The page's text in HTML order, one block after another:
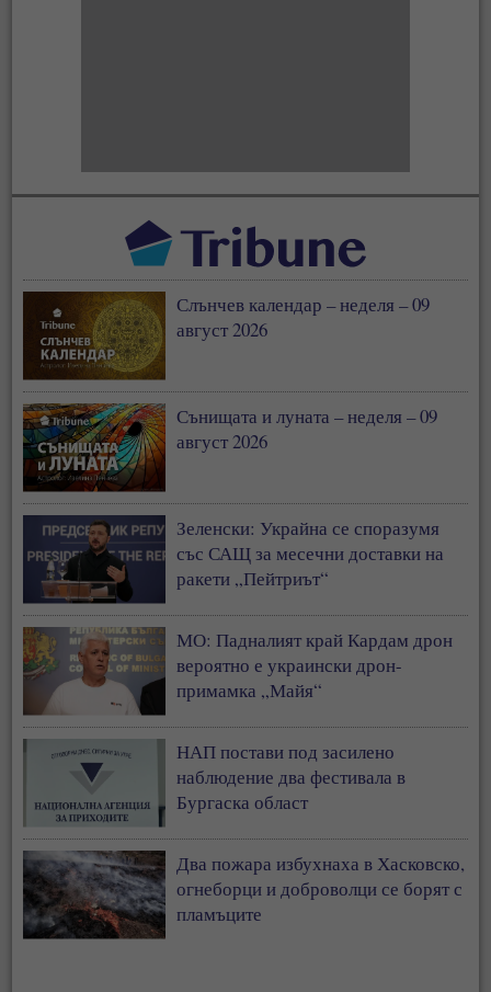
Слънчев календар – неделя – 09
август 2026
Сънищата и луната – неделя – 09
август 2026
Зеленски: Украйна се споразумя
със САЩ за месечни доставки на
ракети „Пейтриът“
МО: Падналият край Кардам дрон
вероятно е украински дрон-
примамка „Майя“
НАП постави под засилено
наблюдение два фестивала в
Бургаска област
Два пожара избухнаха в Хасковско,
огнеборци и доброволци се борят с
пламъците